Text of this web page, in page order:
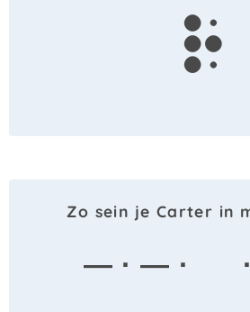
r
Zo sein je Carter in
— · — ·